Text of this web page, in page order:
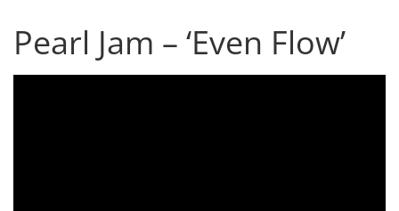
Pearl Jam – ‘Even Flow’